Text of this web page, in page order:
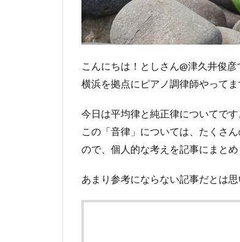
こんにちは！としさん@津久井俊彦
横浜を拠点にピアノ調律師やってま
今日は平均律と純正律についてです
この「音律」については、たくさ
ので、個人的な考えを記事にまとめ
あまり参考にならない記事だとは